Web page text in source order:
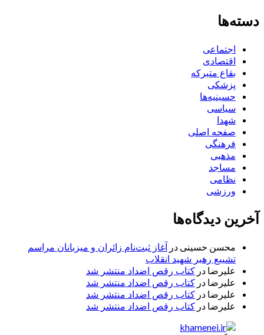
دسته‌ها
اجتماعی
اقتصادی
بقاع متبرکه
پزشکی
حسینیه‌ها
سیاسی
شهدا
صفحه اصلی
فرهنگی
مذهبی
مساجد
نظامی
ورزشی
آخرین دیدگاه‌ها
محسن حسینی در آغاز ثبت‌نام زائران و میزبانان مراسم
تشییع رهبر شهید انقلاب
علیرضا در کتاب رقص اضداد منتشر شد
علیرضا در کتاب رقص اضداد منتشر شد
علیرضا در کتاب رقص اضداد منتشر شد
علیرضا در کتاب رقص اضداد منتشر شد